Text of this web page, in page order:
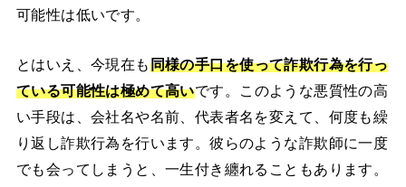
可能性は低いです。
とはいえ、今現在も同様の手口を使って詐欺行為を行っ
ている可能性は極めて高いです。このような悪質性の高
い手段は、会社名や名前、代表者名を変えて、何度も繰
り返し詐欺行為を行います。彼らのような詐欺師に一度
でも会ってしまうと、一生付き纏れることもあります。